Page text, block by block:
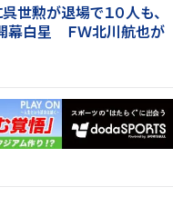
呉世勲が退場で１０人も、
幕白星 ＦＷ北川航也が